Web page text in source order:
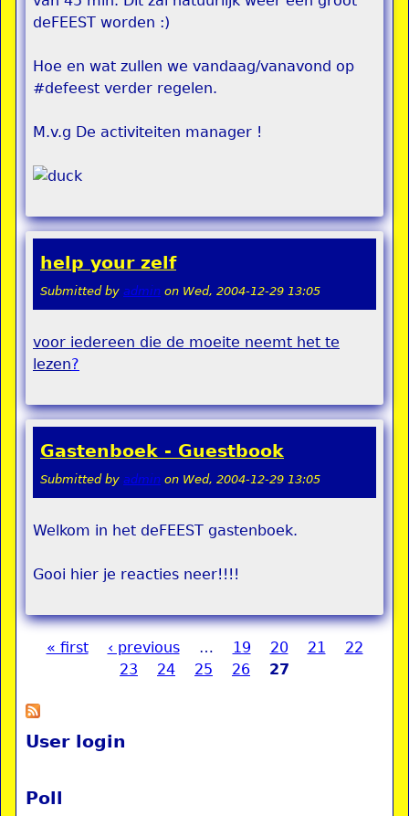
deFEEST worden :)
Hoe en wat zullen we vandaag/vanavond op
#defeest verder regelen.
M.v.g De activiteiten manager !
help your zelf
Submitted by admin on Wed, 2004-12-29 13:05
voor iedereen die de moeite neemt het te
lezen?
Gastenboek - Guestbook
Submitted by admin on Wed, 2004-12-29 13:05
Welkom in het deFEEST gastenboek.
Gooi hier je reacties neer!!!!
« first ‹ previous … 19 20 21
22
23
24 25 26 27
User login
Poll